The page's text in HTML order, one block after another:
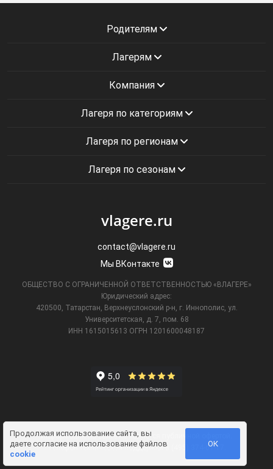
Продолжая использование сайта, вы
даете согласие на использование файлов
cookie
ОК
Родителям
Лагерям
Компания
Лагеря по категориям
Лагеря по регионам
Лагеря по сезонам
vlagere.ru
contact@vlagere.ru
Мы ВКонтакте
ОБЩЕСТВО С ОГРАНИЧЕННОЙ ОТВЕТСТВЕННОСТЬЮ «ВЛАГЕРЕ»
Юридический адрес:
420500, Татарстан, Верхнеуслонский р-н, г. Иннополис, ул.
Университетская,
д. 7, пом. 68
ИНН 1615015613 ОГРН 1201600048187
Информация на сайте не является публичной офертой.
Телефон технической поддержки8 (495) 374-61-17